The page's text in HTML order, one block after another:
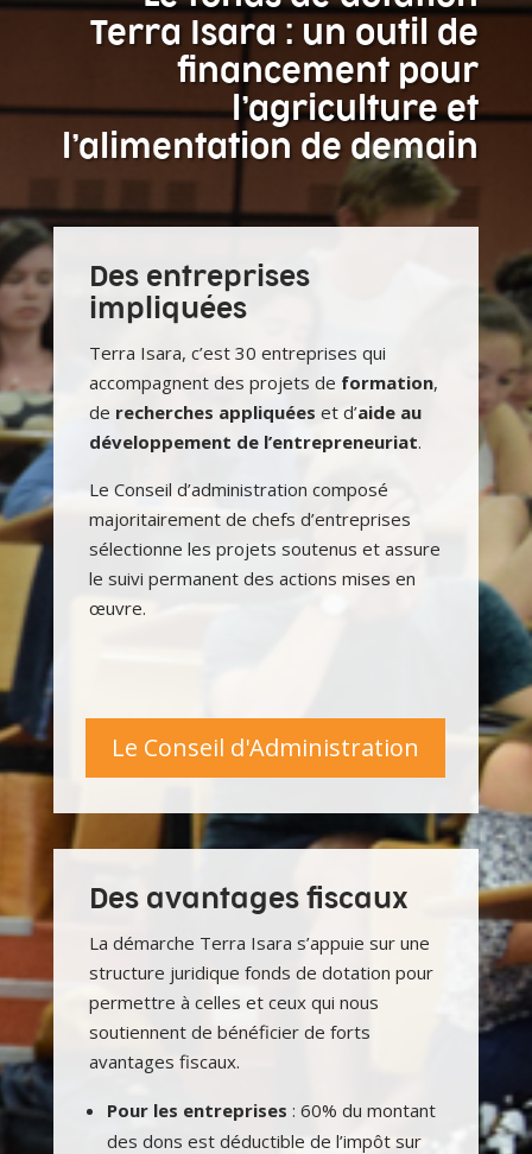
Terra Isara : un outil de
financement pour
l’agriculture et
l’alimentation de demain
Des entreprises
impliquées
Terra Isara, c’est 30 entreprises qui
accompagnent des projets de formation,
de recherches appliquées et d’aide au
développement de l’entrepreneuriat.
Le Conseil d’administration composé
majoritairement de chefs d’entreprises
sélectionne les projets soutenus et assure
le suivi permanent des actions mises en
œuvre.
Le Conseil d'Administration
Des avantages fiscaux
La démarche Terra Isara s’appuie sur une
structure juridique fonds de dotation pour
permettre à celles et ceux qui nous
soutiennent de bénéficier de forts
avantages fiscaux.
Pour les entreprises : 60% du montant
des dons est déductible de l’impôt sur